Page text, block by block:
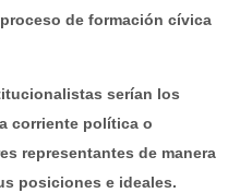
de formación cívica
serían los
corriente política o
representantes de manera
posiciones e ideales.